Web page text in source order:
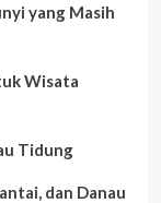
yang Masih
Wisata
Tidung
dan Danau